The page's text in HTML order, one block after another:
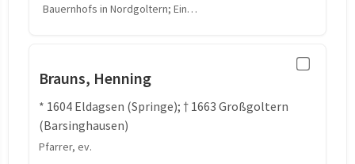
Bauernhofs in Nordgoltern; Ein…
Brauns, Henning
* 1604 Eldagsen (Springe); † 1663 Großgoltern
(Barsinghausen)
Pfarrer, ev.